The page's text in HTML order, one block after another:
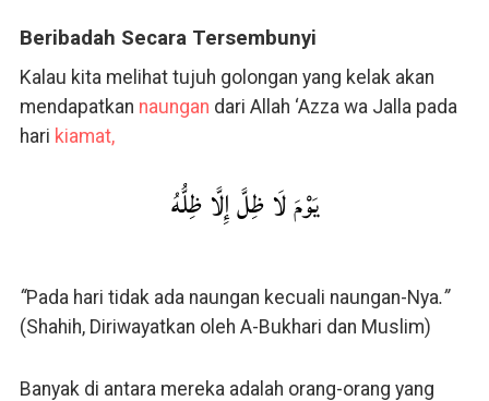
Beribadah Secara Tersembunyi
Kalau kita melihat tujuh golongan yang kelak akan
mendapatkan naungan dari Allah ‘Azza wa Jalla pada
hari kiamat,
يَوْمَ لَا ظِلَّ إِلَّا ظِلُّهُ
“Pada hari tidak ada naungan kecuali naungan-Nya.”
(Shahih, Diriwayatkan oleh A-Bukhari dan Muslim)
Banyak di antara mereka adalah orang-orang yang